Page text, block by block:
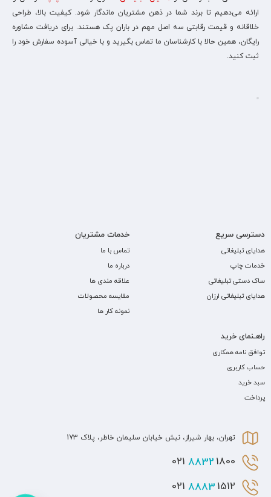
ارائه می‌دهیم تا برند شما در ذهن مشتریان ماندگار شود. کیفیت بالا، طراحی
خلاقانه و قیمت رقابتی سه اصل مهم در باران پک هستند. برای دریافت مشاوره
رایگان، همین حالا با کارشناسان ما تماس بگیرید و با خیالی آسوده سفارش خود را
ثبت کنید.
دسترسی سریع
هدایای تبلیغاتی
خدمات چاپ
ساک دستی تبلیغاتی
هدایای تبلیغاتی ارزان
خدمات مشتریان
تماس با ما
درباره ما
علاقه مندی ها
مقایسه محصولات
نمونه کار ها
راهـنمای خرید
توافق نامه همکاری
حساب کاربری
سبد خرید
پرداخت
تهران، بهار شیراز، نبش خیابان سلیمان خاطر، پلاک 173
8832 1800 021
8883 1512 021